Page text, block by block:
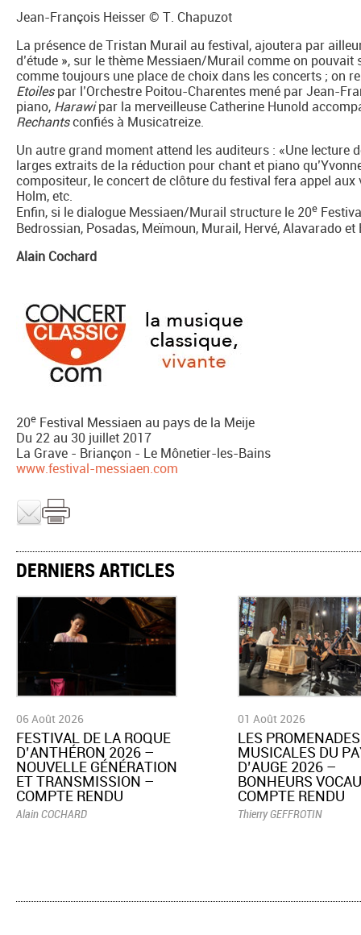
Jean-François Heisser © T. Chapuzot
La présence de Tristan Murail au festival, ajoutera par
d’étude », sur le thème Messiaen/Murail comme on
comme toujours une place de choix dans les concerts ; on
Etoilespar l’Orchestre Poitou-Charentes mené par Jean-
piano, Harawipar la merveilleuse Catherine Hunold
Rechantsconfiés à Musicatreize.
Un autre grand moment attend les auditeurs : «Une lecture
larges extraits de la réduction pour chant et piano
compositeur, le concert de clôture du festival fera appel
Holm, etc.
Enfin, si le dialogue Messiaen/Murail structure le 20e
Bedrossian, Posadas, Meïmoun, Murail, Hervé, Alavarado et
Alain Cochard
20e Festival Messiaen au pays de la Meije
Du 22 au 30 juillet 2017
La Grave - Briançon - Le Mônetier-les-Bains
www.festival-messiaen.com
DERNIERS ARTICLES
06 Août 2026
​FESTIVAL DE LA ROQUE
D’ANTHÉRON 2026 –
NOUVELLE GÉNÉRATION
ET TRANSMISSION –
COMPTE RENDU
Alain COCHARD
01 Août 2026
LES PROMENADES
MUSICALES DU
D’AUGE 2026 –
BONHEURS
COMPTE RENDU
Thierry GEFFROTIN